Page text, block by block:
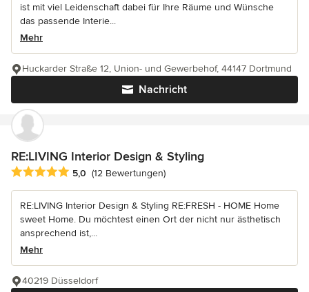
ist mit viel Leidenschaft dabei für Ihre Räume und Wünsche
das passende Interie...
Mehr
Nachricht
Huckarder Straße 12, Union- und Gewerbehof, 44147 Dortmund
RE:LIVING Interior Design & Styling
Durchschnittliche Bewertung: 5 von 5 Sternen
5,0 (12 Bewertungen)
RE:LIVING Interior Design & Styling RE:FRESH - HOME Home
sweet Home. Du möchtest einen Ort der nicht nur ästhetisch
ansprechend ist,...
Mehr
40219 Düsseldorf